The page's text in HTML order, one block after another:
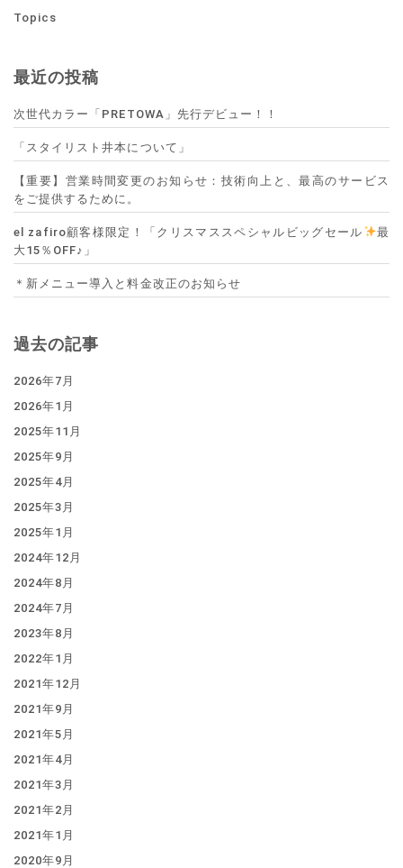
Topics
最近の投稿
次世代カラー「PRETOWA」先行デビュー！！
「スタイリスト井本について」
【重要】営業時間変更のお知らせ：技術向上と、最高のサービス
をご提供するために。
el zafiro顧客様限定！「クリスマススペシャルビッグセール
最
大15％OFF♪」
＊新メニュー導入と料金改正のお知らせ
過去の記事
2026年7月
2026年1月
2025年11月
2025年9月
2025年4月
2025年3月
2025年1月
2024年12月
2024年8月
2024年7月
2023年8月
2022年1月
2021年12月
2021年9月
2021年5月
2021年4月
2021年3月
2021年2月
2021年1月
2020年9月